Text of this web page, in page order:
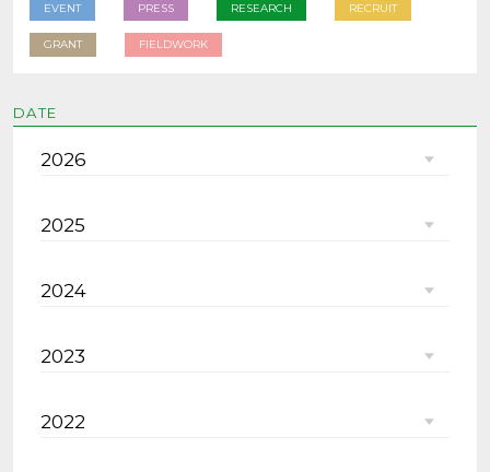
EVENT PRESS RESEARCH RECRUIT
GRANT FIELDWORK
DATE
2026
2025
2024
2023
2022